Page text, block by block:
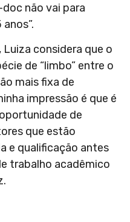
não vai para
considera que o
de “limbo” entre o
mais fixa de
impressão é que é
de
que estão
e qualificação antes
trabalho acadêmico